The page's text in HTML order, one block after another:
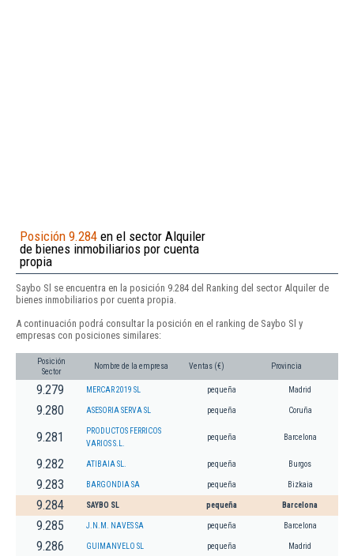
Posición 9.284 en el sector Alquiler
de bienes inmobiliarios por cuenta
propia
Saybo Sl se encuentra en la posición 9.284 del Ranking del sector Alquiler de
bienes inmobiliarios por cuenta propia.
A continuación podrá consultar la posición en el ranking de Saybo Sl y
empresas con posiciones similares:
Posición
Sector
Nombre de la empresa Ventas (€) Provincia
9.279 MERCAR 2019 SL pequeña Madrid
9.280 ASESORIA SERVA SL pequeña Coruña
9.281
PRODUCTOS FERRICOS
VARIOS S.L.
pequeña Barcelona
9.282 ATIBAIA SL. pequeña Burgos
9.283 BARGONDIA SA pequeña Bizkaia
9.284 SAYBO SL pequeña Barcelona
9.285 J.N.M. NAVES SA pequeña Barcelona
9.286 GUIMANVELO SL pequeña Madrid